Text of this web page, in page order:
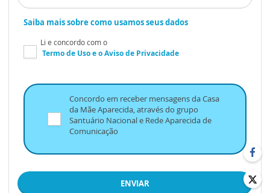
Saiba mais sobre como usamos seus dados
Li e concordo com o
Termo de Usoe oAviso de Privacidade
Concordo em receber mensagens da Casa
da Mãe Aparecida, através do grupo
Santuário Nacional e Rede Aparecida de
Comunicação
ENVIAR